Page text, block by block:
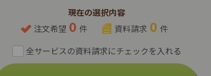
現在の選択内容
注文希望 0 件 資料請求 0 件